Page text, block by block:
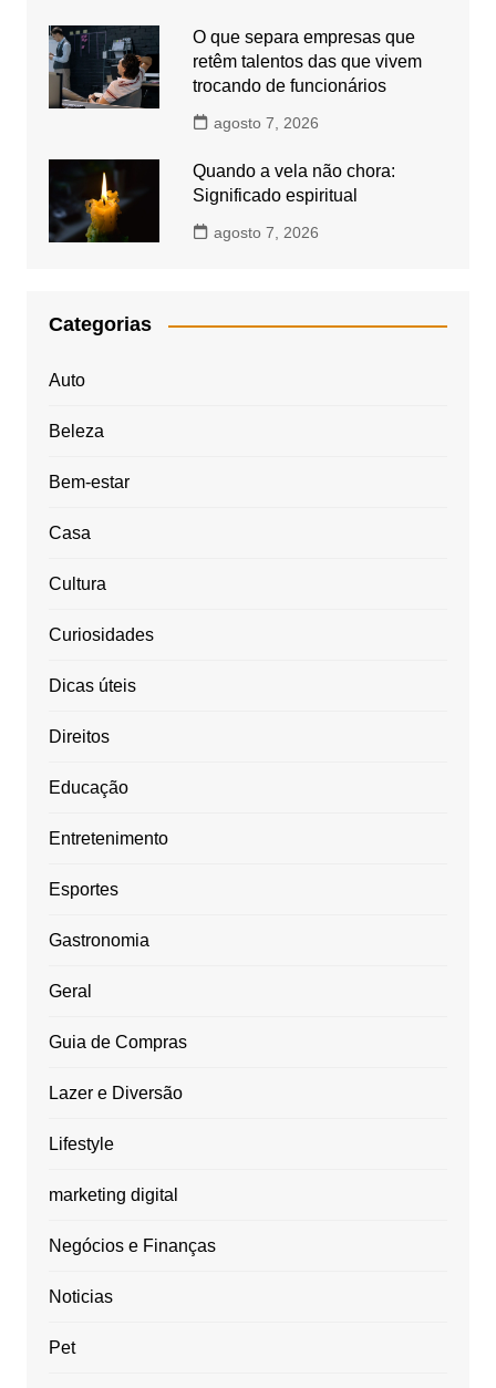
O que separa empresas que
retêm talentos das que vivem
trocando de funcionários
agosto 7, 2026
Quando a vela não chora:
Significado espiritual
agosto 7, 2026
Categorias
Auto
Beleza
Bem-estar
Casa
Cultura
Curiosidades
Dicas úteis
Direitos
Educação
Entretenimento
Esportes
Gastronomia
Geral
Guia de Compras
Lazer e Diversão
Lifestyle
marketing digital
Negócios e Finanças
Noticias
Pet